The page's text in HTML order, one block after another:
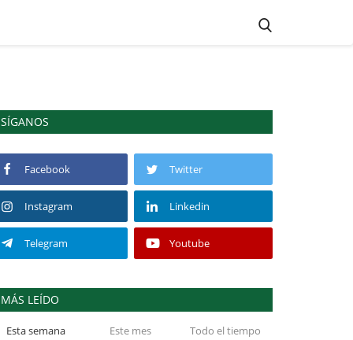
SÍGANOS
Facebook Twitter
Instagram Linkedin
Telegram Youtube
MÁS LEÍDO
Esta semana Este mes Todo el tiempo